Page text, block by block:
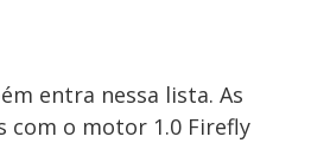
entra nessa lista. As
com o motor 1.0 Firefly